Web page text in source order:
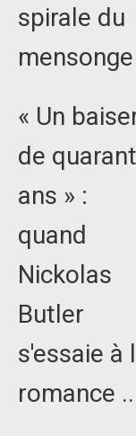
spirale du
« Un
de
ans » :
quand
Nickolas
Butler
s'essaie à
romance